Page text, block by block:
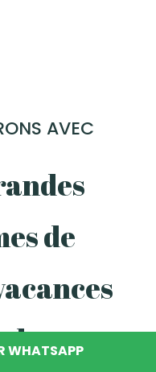
WHATSAPP
AVEC
de